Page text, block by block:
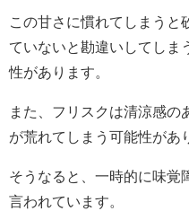
この甘さに慣れてしまうと
ていないと勘違いしてしま
性があります。
また、フリスクは清涼感の
が荒れてしまう可能性があ
そうなると、一時的に味覚
言われています。